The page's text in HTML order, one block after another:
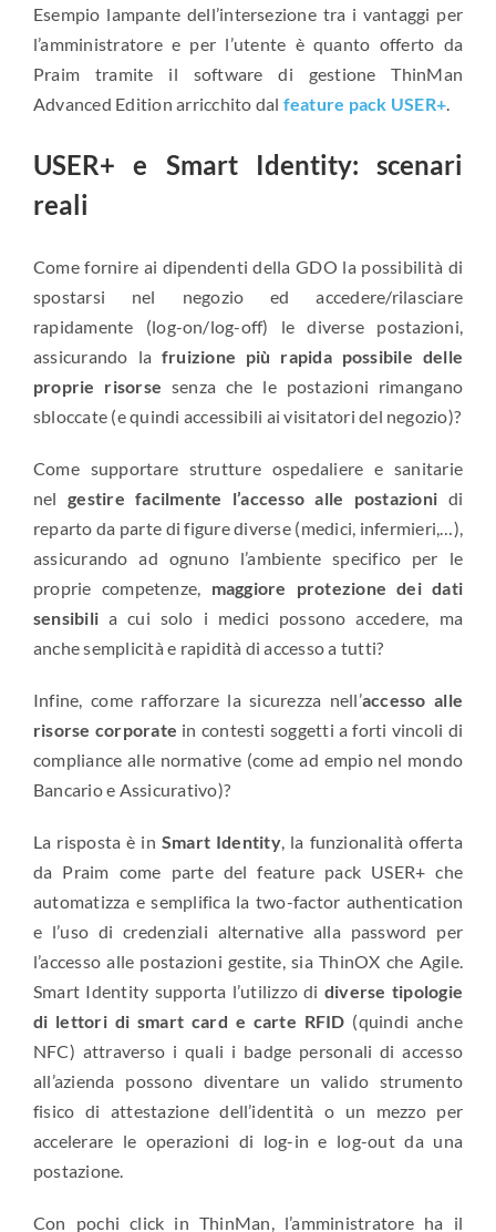
Esempio lampante dell’intersezione tra i vantaggi per
l’amministratore e per l’utente è quanto offerto da
Praim tramite il software di gestione ThinMan
Advanced Edition arricchito dal feature pack USER+
USER+ e Smart Identity: scenari
reali
Come fornire ai dipendenti della GDO la possibilità di
spostarsi nel negozio ed accedere/rilasciare
rapidamente (log-on/log-off) le diverse postazioni,
assicurando la fruizione più rapida possibile delle
proprie risorse senza che le postazioni rimangano
sbloccate (e quindi accessibili ai visitatori del negozio)?
Come supportare strutture ospedaliere e sanitarie
nelgestire facilmente l’accesso alle postazioni di
reparto da parte di figure diverse (medici, infermieri,…),
assicurando ad ognuno l’ambiente specifico per le
proprie competenze, maggiore protezione dei dati
sensibili a cui solo i medici possono accedere, ma
anche semplicità e rapidità di accesso a tutti?
Infine, come rafforzare la sicurezza nell’accesso alle
risorse corporate in contesti soggetti a forti vincoli di
compliance alle normative (come ad empio nel mondo
Bancario e Assicurativo)?
La risposta è in Smart Identity, la funzionalità offerta
da Praim come parte del feature pack USER+ che
automatizza e semplifica la two-factor authentication
e l’uso di credenziali alternative alla password per
l’accesso alle postazioni gestite, sia ThinOX che Agile.
Smart Identity supporta l’utilizzo di diverse tipologie
di lettori di smart card e carte RFID (quindi anche
NFC) attraverso i quali i badge personali di accesso
all’azienda possono diventare un valido strumento
fisico di attestazione dell’identità o un mezzo per
accelerare le operazioni di log-in e log-out da una
postazione.
Con pochi click in ThinMan, l’amministratore ha il